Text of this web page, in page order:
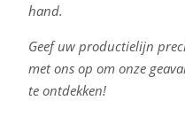
hand.
Geef uw productielijn
met ons op om onze
te ontdekken!